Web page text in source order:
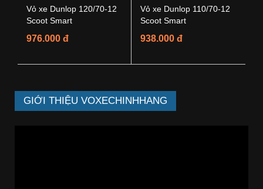
Vỏ xe Dunlop 120/70-12
Scoot Smart
976.000 đ
Vỏ xe Dunlop 110/70-12
Scoot Smart
938.000 đ
GIỚI THIỆU VOXECHINHHANG